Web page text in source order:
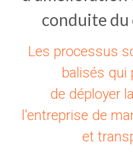
Transformation
Exemple
Exemple Social CRM
Exemple Services
Exemple Etude
conduite du
Les processus
balisés qui
de déployer
l'entreprise de
et